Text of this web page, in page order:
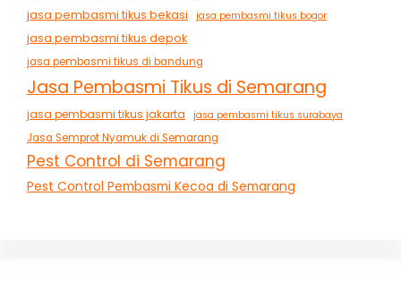
jasa pembasmi tikus bekasi
jasa pembasmi tikus bogor
jasa pembasmi tikus depok
jasa pembasmi tikus di bandung
Jasa Pembasmi Tikus di Semarang
jasa pembasmi tikus jakarta jasa pembasmi tikus surabaya
Jasa Semprot Nyamuk di Semarang
Pest Control di Semarang
Pest Control Pembasmi Kecoa di Semarang